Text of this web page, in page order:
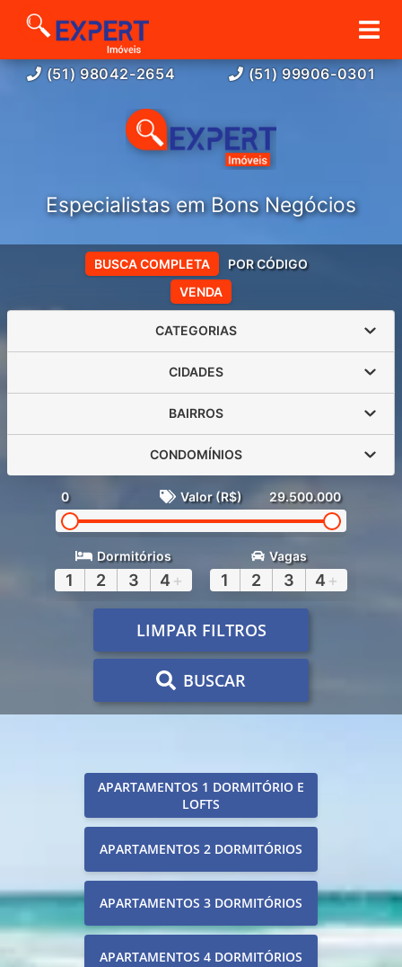
(51) 98042-2654 (51) 99906-0301
Especialistas em Bons Negócios
VENDA
BUSCA COMPLETA POR CÓDIGO
CATEGORIAS
CIDADES
BAIRROS
CONDOMÍNIOS
0 Valor (R$) 29.500.000
Dormitórios
1 2 3 4 +
Vagas
1 2 3 4 +
LIMPAR FILTROS
BUSCAR
APARTAMENTOS 1 DORMITÓRIO E
LOFTS
APARTAMENTOS 2 DORMITÓRIOS
APARTAMENTOS 3 DORMITÓRIOS
APARTAMENTOS 4 DORMITÓRIOS